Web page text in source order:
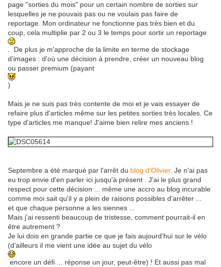
page "sorties du mois" pour un certain nombre de sorties sur
lesquelles je ne pouvais pas ou ne voulais pas faire de
reportage. Mon ordinateur ne fonctionne pas très bien et du
coup, cela multiplie par 2 ou 3 le temps pour sortir un reportage
. De plus je m'approche de la limite en terme de stockage
d'images : d'où une décision à prendre, créer un nouveau blog
ou passer premium (payant
)
Mais je ne suis pas très contente de moi et je vais essayer de
refaire plus d'articles même sur les petites sorties très locales. Ce
type d'articles me manque! J'aime bien relire mes anciens !
Septembre a été marqué par l'arrêt du blog d'Olivier. Je n'ai pas
eu trop envie d'en parler ici jusqu'à présent . J'ai le plus grand
respect pour cette décision ... même une accro au blog incurable
comme moi sait qu'il y a plein de raisons possibles d'arrêter ...
et que chaque personne a les siennes ...
Mais j'ai ressenti beaucoup de tristesse, comment pourrait-il en
être autrement ?
Je lui dois en grande partie ce que je fais aujourd'hui sur le vélo
(d'ailleurs il me vient une idée au sujet du vélo
encore un défi ... réponse un jour, peut-être) ! Et aussi pas mal